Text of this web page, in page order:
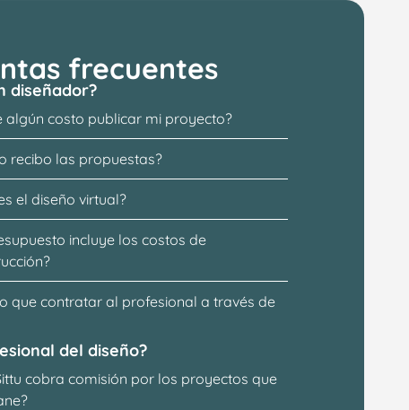
frecuentes
diseñador?
algún costo publicar mi proyecto?
recibo las propuestas?
el diseño virtual?
incluye los costos de
que contratar al profesional a través de
del diseño?
cobra comisión por los proyectos que